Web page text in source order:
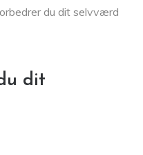
du dit selvværd
dit